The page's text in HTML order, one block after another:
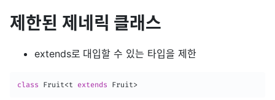
제한된 제네릭 클래스
extends로 대입할 수 있는 타입을 제한
class Fruit<t extends Fruit>